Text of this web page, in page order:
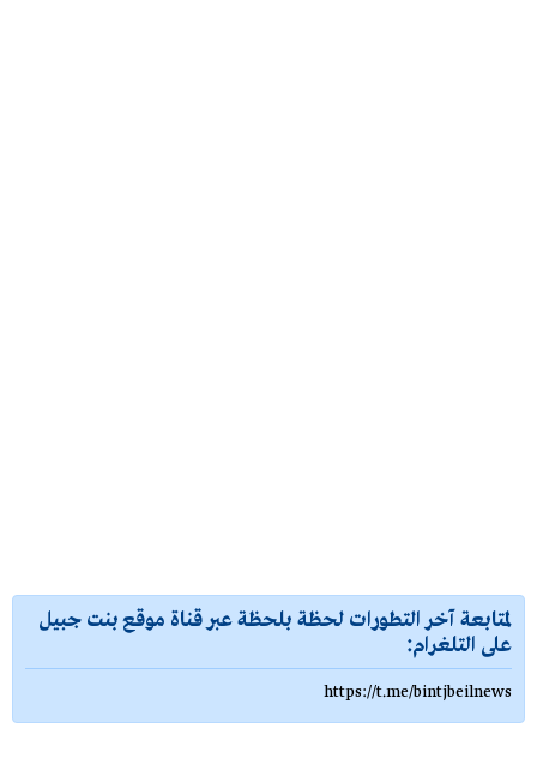
لمتابعة آخر التطورات لحظة بلحظة عبر قناة موقع بنت جبيل
على التلغرام:
https://t.me/bintjbeilnews